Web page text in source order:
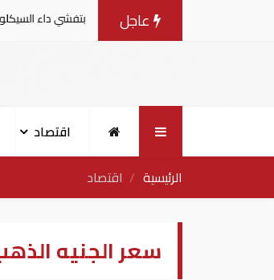
عاجل
منتجات الخس المرتبطة بتفشي داء السيكلوسبورا
اقتصاد
الرئيسية
اقتصاد
سعر الجنيه الذهب اليوم الأثنين